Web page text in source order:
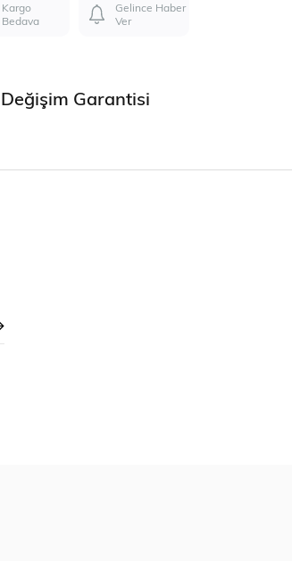
Kargo
Bedava
Gelince Haber
Ver
Garantisi